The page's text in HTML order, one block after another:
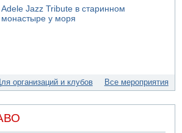
российский НПЗ
системы противоракетной
срочно сдавать кровь
в ООН Гилад Эрдан объявит в
Adele Jazz Tribute в старинном
монастыре у моря
организаций и клубов Все мероприятия